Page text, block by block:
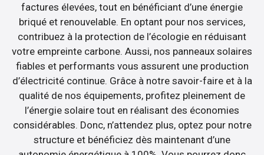
factures élevées, tout en bénéficiant d’une énergie
briqué et renouvelable. En optant pour nos services,
contribuez à la protection de l’écologie en réduisant
votre empreinte carbone. Aussi, nos panneaux solaires
fiables et performants vous assurent une production
d’électricité continue. Grâce à notre savoir-faire et à la
qualité de nos équipements, profitez pleinement de
l’énergie solaire tout en réalisant des économies
considérables. Donc, n’attendez plus, optez pour notre
structure et bénéficiez dès maintenant d’une